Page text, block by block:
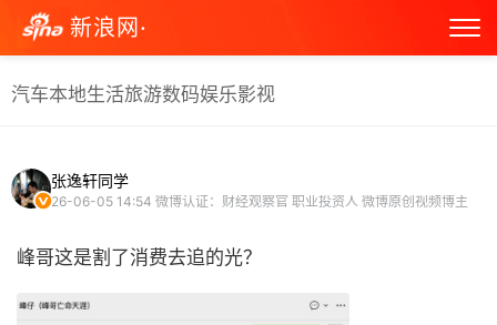
新浪网·
汽车本地生活旅游数码娱乐影视
张逸轩同学
26-06-05 14:54 微博认证：财经观察官 职业投资人 微博原创视频博主
峰哥这是割了消费去追的光？ ​